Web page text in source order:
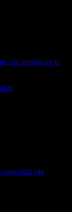
(da pubblicare in
(da